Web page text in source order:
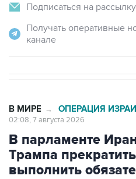
Подписаться на
Получать оперативные
канале
В МИРЕ → ОПЕРАЦИЯ
02:08, 7 августа 2026
В парламенте
Трампа
выполнить